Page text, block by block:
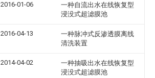
2016-01-06
一种自流出水在线恢复型
浸没式超滤膜池
2016-04-13
一种脉冲式反渗透膜离线
清洗装置
2014-04-02
一种抽吸出水在线恢复型
浸没式超滤膜池